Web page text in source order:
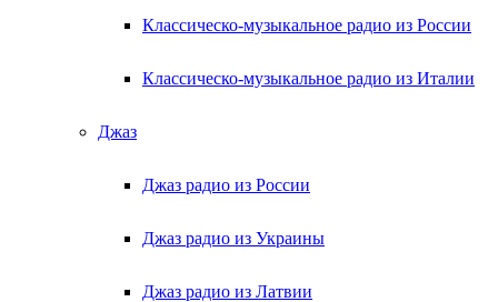
Классическо-музыкальное радио из России
Классическо-музыкальное радио из Италии
Джаз
Джаз радио из России
Джаз радио из Украины
Джаз радио из Латвии